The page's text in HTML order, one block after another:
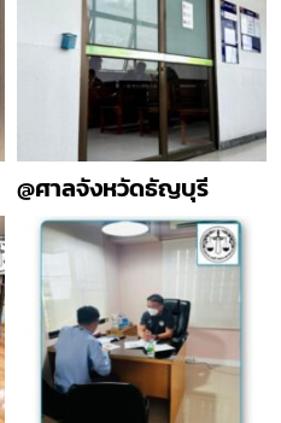
@ศาลจังหวัดธัญบุรี